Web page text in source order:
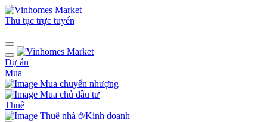
Thủ tục trực tuyến
Dự án
Mua
Mua chuyển nhượng
Mua chủ đầu tư
Thuê
Thuê nhà ở/Kinh doanh